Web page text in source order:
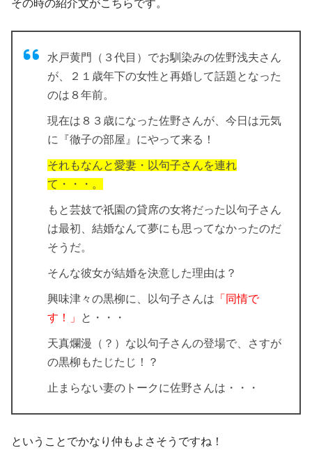
その時の紹介文がこちらです。
水戸黄門（３代目）でお馴染みの佐野浅夫さん
が、２１歳年下の女性と再婚して話題となった
のは８年前。
現在は８３歳になった佐野さんが、今日は元気
に『徹子の部屋』にやって来る！
それもなんと愛妻・以句子さんを連れ
て・・・。
もと芸妓で祇園の貸席の女将だった以句子さん
は最初、結婚なんて夢にも思ってなかったのだ
そうだ。
そんな彼女が結婚を決意した理由は？
興味津々の黒柳に、以句子さんは 「同情で
す！」
と・・・
天真爛漫（？）な以句子さんの登場で、さすが
の黒柳もたじたじ！？
止まらない妻のトークに佐野さんは・・・
ということでかなり仲もよさそうですね！